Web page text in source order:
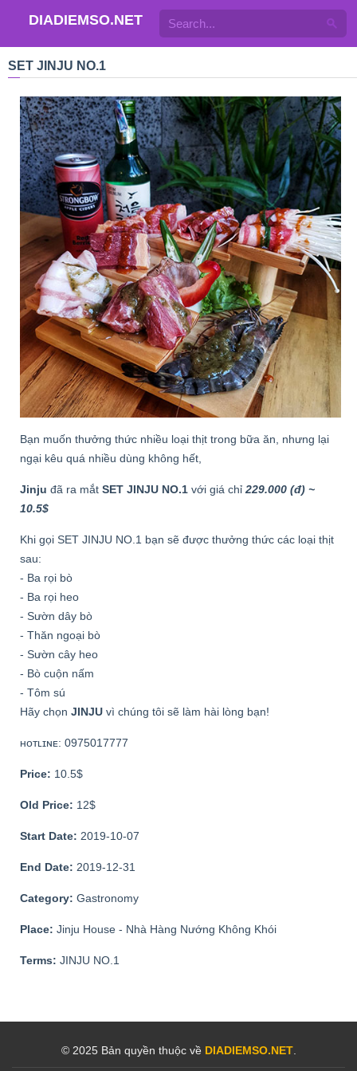
DIADIEMSO.NET
SET JINJU NO.1
Bạn muốn thưởng thức nhiều loại thịt trong bữa ăn, nhưng lại
ngại kêu quá nhiều dùng không hết,
Jinju đã ra mắt SET JINJU NO.1 với giá chỉ 229.000 (đ) ~
10.5$
Khi gọi SET JINJU NO.1 bạn sẽ được thưởng thức các loại thịt
sau:
- Ba rọi bò
- Ba rọi heo
- Sườn dây bò
- Thăn ngoại bò
- Sườn cây heo
- Bò cuộn nấm
- Tôm sú
Hãy chọn JINJU vì chúng tôi sẽ làm hài lòng bạn!
ʜᴏᴛʟɪɴᴇ: 0975017777
Price: 10.5$
Old Price: 12$
Start Date: 2019-10-07
End Date: 2019-12-31
Category: Gastronomy
Place: Jinju House - Nhà Hàng Nướng Không Khói
Terms: JINJU NO.1
© 2025 Bản quyền thuộc về DIADIEMSO.NET.